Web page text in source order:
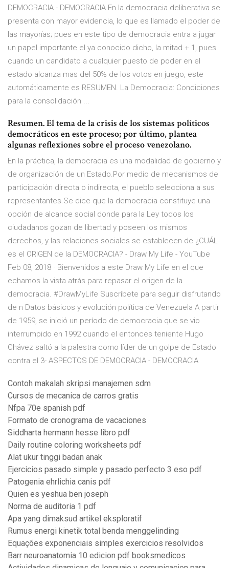
DEMOCRACIA - DEMOCRACIA En la democracia deliberativa se
presenta con mayor evidencia, lo que es llamado el poder de
las mayorías; pues en este tipo de democracia entra a jugar
un papel importante el ya conocido dicho, la mitad + 1, pues
cuando un candidato a cualquier puesto de poder en el
estado alcanza mas del 50% de los votos en juego, este
automáticamente es RESUMEN. La Democracia: Condiciones
para la consolidación ...
Resumen. El tema de la crisis de los sistemas políticos
democráticos en este proceso; por último, plantea
algunas reflexiones sobre el proceso venezolano.
En la práctica, la democracia es una modalidad de gobierno y
de organización de un Estado.Por medio de mecanismos de
participación directa o indirecta, el pueblo selecciona a sus
representantes.Se dice que la democracia constituye una
opción de alcance social donde para la Ley todos los
ciudadanos gozan de libertad y poseen los mismos
derechos, y las relaciones sociales se establecen de ¿CUÁL
es el ORIGEN de la DEMOCRACIA? - Draw My Life - YouTube
Feb 08, 2018 · Bienvenidos a este Draw My Life en el que
echamos la vista atrás para repasar el origen de la
democracia. #DrawMyLife Suscríbete para seguir disfrutando
de n Datos básicos y evolución política de Venezuela A partir
de 1959, se inició un período de democracia que se vio
interrumpido en 1992 cuando el entonces teniente Hugo
Chávez saltó a la palestra como líder de un golpe de Estado
contra el 3- ASPECTOS DE DEMOCRACIA - DEMOCRACIA
Contoh makalah skripsi manajemen sdm
Cursos de mecanica de carros gratis
Nfpa 70e spanish pdf
Formato de cronograma de vacaciones
Siddharta hermann hesse libro pdf
Daily routine coloring worksheets pdf
Alat ukur tinggi badan anak
Ejercicios pasado simple y pasado perfecto 3 eso pdf
Patogenia ehrlichia canis pdf
Quien es yeshua ben joseph
Norma de auditoria 1 pdf
Apa yang dimaksud artikel eksploratif
Rumus energi kinetik total benda menggelinding
Equações exponenciais simples exercicios resolvidos
Barr neuroanatomia 10 edicion pdf booksmedicos